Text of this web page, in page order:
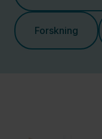
Forskning